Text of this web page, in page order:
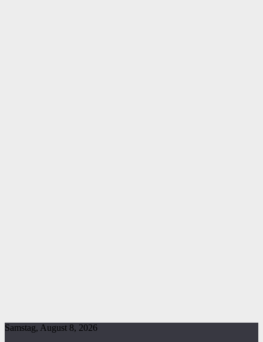
Samstag, August 8, 2026